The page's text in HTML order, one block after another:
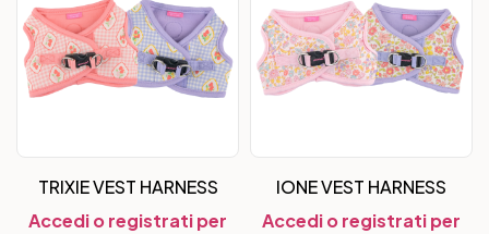
TRIXIE VEST HARNESS
Accedi o registrati per
IONE VEST HARNESS
Accedi o registrati per